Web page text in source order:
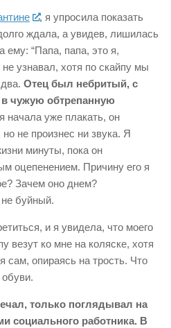
, я упросила показать
ждала, а увидев, лишилась
ему: “Папа, папа, это я,
узнавал, хотя по скайпу мы
Отец был небритый, с
чужую обтрепанную
начала уже плакать, он
не произнес ни звука. Я
минуты, пока он
оцепенением. Причину его я
Зачем оно днем?
буйный.
и я увидела, что моего
везут ко мне на коляске, хотя
сам, опираясь на трость. Что
только поглядывал на
социального работника. В